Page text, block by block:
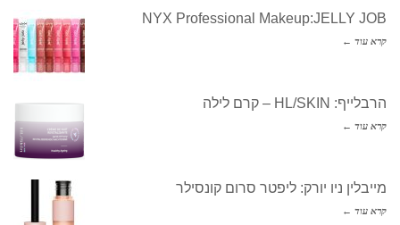
NYX Professional Makeup:JELLY JOB
קרא עוד ←
הרבלייף: HL/SKIN – קרם לילה
קרא עוד ←
מייבלין ניו יורק: ליפטר סרום קונסילר
קרא עוד ←